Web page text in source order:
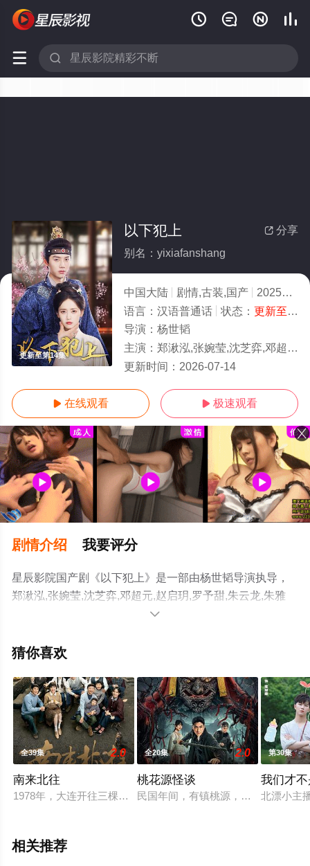
   
 
更新至第14集
 分享
以下犯上
别名：yixiafanshang
中国大陆 剧情,古装,国产 2025
8.0
语言： 汉语普通话 状态： 更新至第14集
导演： 杨世韬
主演： 郑湫泓,张婉莹,沈芝弈,邓超元,赵启玥,罗予甜,朱云龙
更新时间： 2026-07-14
 在线观看  极速观看
剧情介绍 我要评分
星辰影院国产剧《以下犯上》是一部由杨世韬导演执导，
郑湫泓,张婉莹,沈芝弈,邓超元,赵启玥,罗予甜,朱云龙,朱雅
婷,侯梦瑶,冷恋柔,李欣雨等明星演员精彩演绎的中国大陆电
辰电影院，更多相关信息可移步至豆瓣电视剧、电视猫或

猜你喜欢
全39集 2.0
南来北往
1978年，大连开往三棵树的列车上，年轻乘警汪新第一次执勤
全20集 2.0
桃花源怪谈
民国年间，有镇桃源，多年安稳，以
第30集
我们才
北漂小主
相关推荐